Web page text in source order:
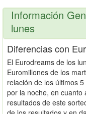
Información
lunes
Diferencias con
El Eurodreams de los
Euromillones de los
relación de los últimos
por la noche, en cuanto
resultados de este